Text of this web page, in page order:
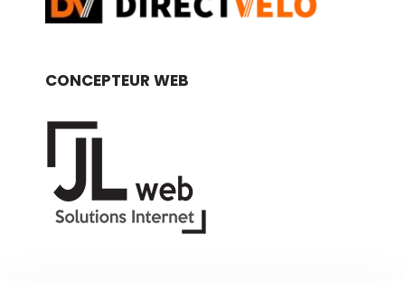
CONCEPTEUR WEB